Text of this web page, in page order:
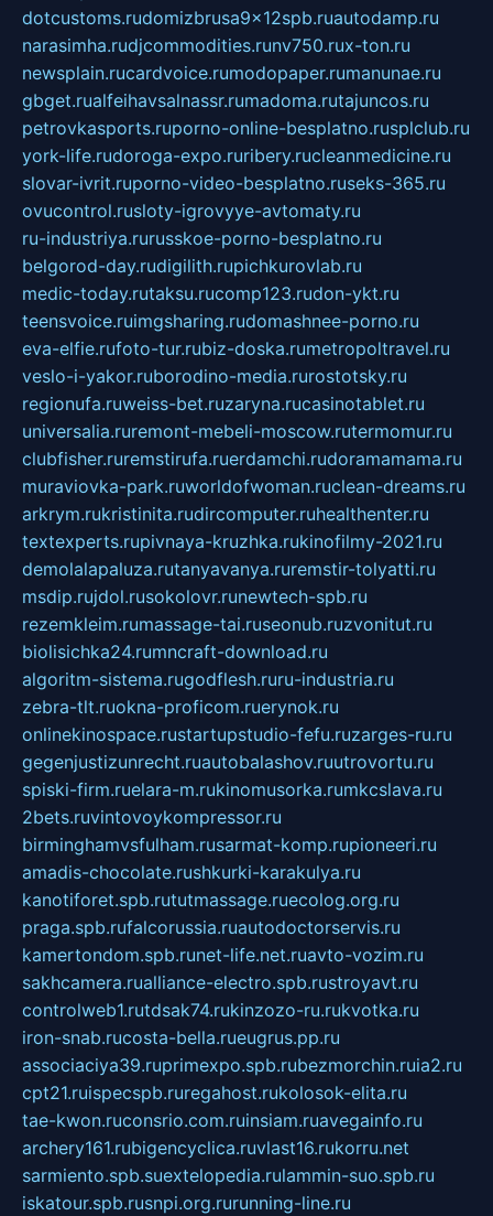
dotcustoms.rudomizbrusa9x12spb.ruautodamp.ru
narasimha.rudjcommodities.runv750.rux-ton.ru
newsplain.rucardvoice.rumodopaper.rumanunae.ru
gbget.rualfeihavsalnassr.rumadoma.rutajuncos.ru
petrovkasports.ruporno-online-besplatno.rusplclub.ru
york-life.rudoroga-expo.ruribery.rucleanmedicine.ru
slovar-ivrit.ruporno-video-besplatno.ruseks-365.ru
ovucontrol.rusloty-igrovyye-avtomaty.ru
ru-industriya.rurusskoe-porno-besplatno.ru
belgorod-day.rudigilith.rupichkurovlab.ru
medic-today.rutaksu.rucomp123.rudon-ykt.ru
teensvoice.ruimgsharing.rudomashnee-porno.ru
eva-elfie.rufoto-tur.rubiz-doska.rumetropoltravel.ru
veslo-i-yakor.ruborodino-media.rurostotsky.ru
regionufa.ruweiss-bet.ruzaryna.rucasinotablet.ru
universalia.ruremont-mebeli-moscow.rutermomur.ru
clubfisher.ruremstirufa.ruerdamchi.rudoramamama.ru
muraviovka-park.ruworldofwoman.ruclean-dreams.ru
arkrym.rukristinita.rudircomputer.ruhealthenter.ru
textexperts.rupivnaya-kruzhka.rukinofilmy-2021.ru
demolalapaluza.rutanyavanya.ruremstir-tolyatti.ru
msdip.rujdol.rusokolovr.runewtech-spb.ru
rezemkleim.rumassage-tai.ruseonub.ruzvonitut.ru
biolisichka24.rumncraft-download.ru
algoritm-sistema.rugodflesh.ruru-industria.ru
zebra-tlt.ruokna-proficom.ruerynok.ru
onlinekinospace.rustartupstudio-fefu.ruzarges-ru.ru
gegenjustizunrecht.ruautobalashov.ruutrovortu.ru
spiski-firm.ruelara-m.rukinomusorka.rumkcslava.ru
2bets.ruvintovoykompressor.ru
birminghamvsfulham.rusarmat-komp.rupioneeri.ru
amadis-chocolate.rushkurki-karakulya.ru
kanotiforet.spb.rututmassage.ruecolog.org.ru
praga.spb.rufalcorussia.ruautodoctorservis.ru
kamertondom.spb.runet-life.net.ruavto-vozim.ru
sakhcamera.rualliance-electro.spb.rustroyavt.ru
controlweb1.rutdsak74.rukinzozo-ru.rukvotka.ru
iron-snab.rucosta-bella.rueugrus.pp.ru
associaciya39.ruprimexpo.spb.rubezmorchin.ruia2.ru
cpt21.ruispecspb.ruregahost.rukolosok-elita.ru
tae-kwon.ruconsrio.com.ruinsiam.ruavegainfo.ru
archery161.rubigencyclica.ruvlast16.rukorru.net
sarmiento.spb.suextelopedia.rulammin-suo.spb.ru
iskatour.spb.rusnpi.org.rurunning-line.ru